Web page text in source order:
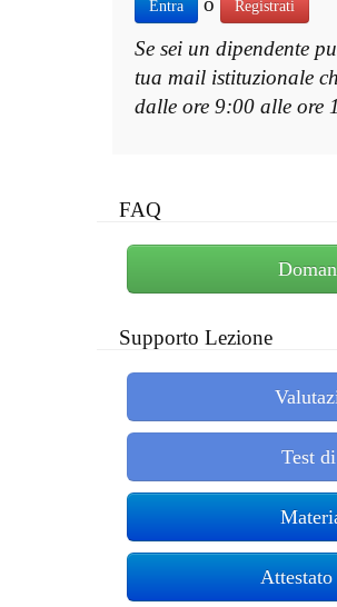
Entra Registrati
Se sei un dipendente
tua mail istituzionale
dalle ore 9:00 alle ore
FAQ
Supporto Lezione
Test
Attestato